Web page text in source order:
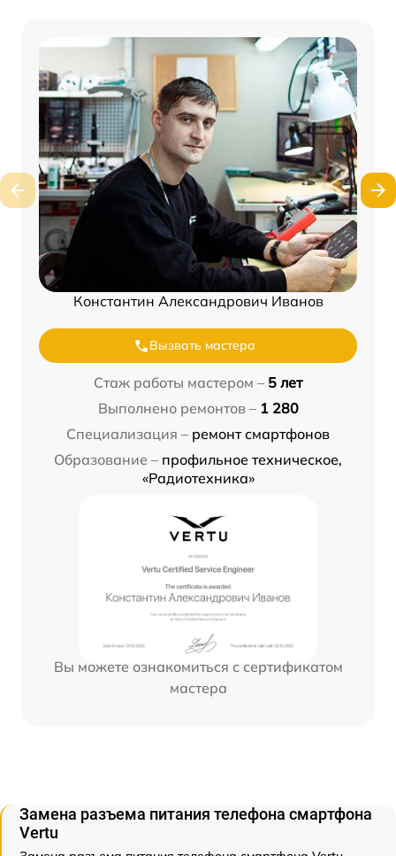
Константин Александрович Иванов
Вызвать мастера
Стаж работы мастером – 5 лет
Выполнено ремонтов – 1 280
Специализация – ремонт смартфонов
Образование – профильное техническое,
«Радиотехника»
Вы можете ознакомиться с сертификатом
мастера
Замена разъема питания телефона смартфона
Vertu